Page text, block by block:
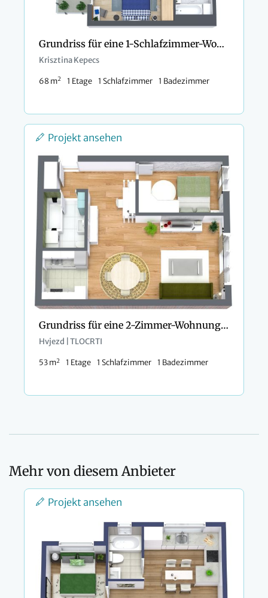
Grundriss für eine 1-Schlafzimmer-Wohnung
Krisztina Kepecs
68 m2 1 Etage 1 Schlafzimmer 1 Badezimmer
Projekt ansehen
Grundriss für eine 2-Zimmer-Wohnung mit Galeerenküche
Hvjezd | TLOCRTI
53 m2 1 Etage 1 Schlafzimmer 1 Badezimmer
Mehr von diesem Anbieter
Projekt ansehen